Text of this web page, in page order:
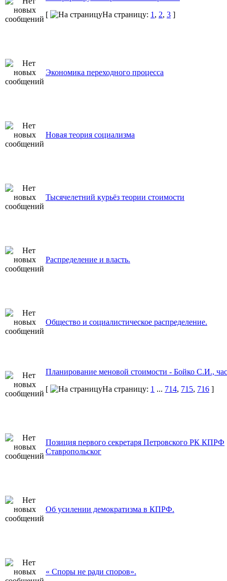
[
На страницу: 1 , 2, 3 ]
Экономика переходного процесса
Новая теория социализма
Тысячелетний курьёз теории стоимости
Распределение и власть.
Общество и социалистическое распределение.
Планирование меновой стоимости - Бойко С.И.,
[
На страницу: 1 ... 714, 715, 716 ]
Позиция первого секретаря Петровского РК КПРФ
Ставропольског
Об усилении демократизма в КПРФ.
« Споры не ради споров».